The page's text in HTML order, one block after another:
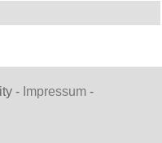
- Impressum -